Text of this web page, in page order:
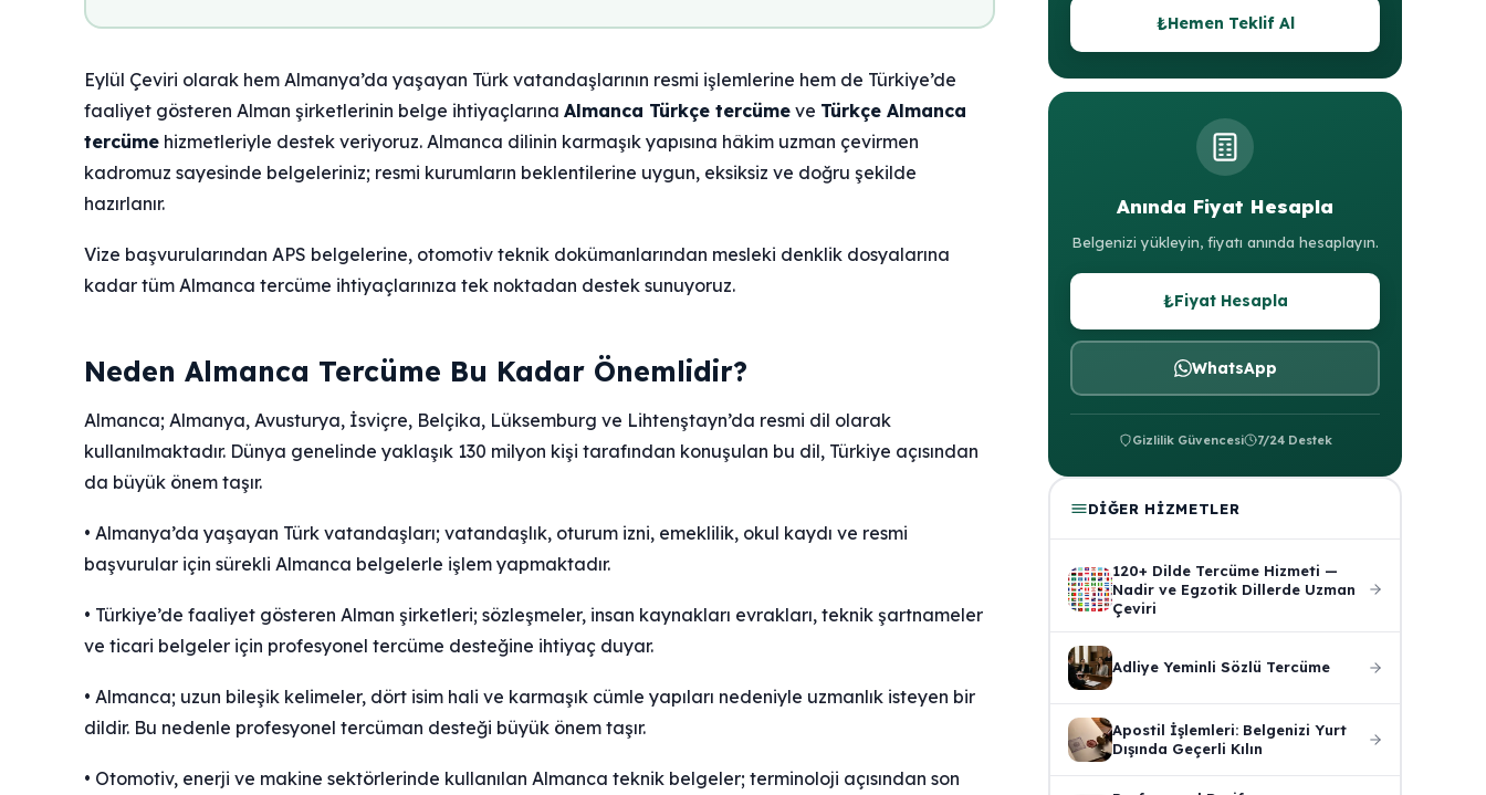
Eylül Çeviri olarak hem Almanya’da yaşayan Türk vatandaşlarının resmi işlemlerine hem de Türkiye’de
faaliyet gösteren Alman şirketlerinin belge ihtiyaçlarına Almanca Türkçe tercüme ve Türkçe Almanca
tercüme hizmetleriyle destek veriyoruz. Almanca dilinin karmaşık yapısına hâkim uzman çevirmen
kadromuz sayesinde belgeleriniz; resmi kurumların beklentilerine uygun, eksiksiz ve doğru şekilde
hazırlanır.
Vize başvurularından APS belgelerine, otomotiv teknik dokümanlarından mesleki denklik dosyalarına
kadar tüm Almanca tercüme ihtiyaçlarınıza tek noktadan destek sunuyoruz.
Neden Almanca Tercüme Bu Kadar Önemlidir?
Almanca; Almanya, Avusturya, İsviçre, Belçika, Lüksemburg ve Lihtenştayn’da resmi dil olarak
kullanılmaktadır. Dünya genelinde yaklaşık 130 milyon kişi tarafından konuşulan bu dil, Türkiye açısından
da büyük önem taşır.
• Almanya’da yaşayan Türk vatandaşları; vatandaşlık, oturum izni, emeklilik, okul kaydı ve resmi
başvurular için sürekli Almanca belgelerle işlem yapmaktadır.
• Türkiye’de faaliyet gösteren Alman şirketleri; sözleşmeler, insan kaynakları evrakları, teknik şartnameler
ve ticari belgeler için profesyonel tercüme desteğine ihtiyaç duyar.
• Almanca; uzun bileşik kelimeler, dört isim hali ve karmaşık cümle yapıları nedeniyle uzmanlık isteyen bir
dildir. Bu nedenle profesyonel tercüman desteği büyük önem taşır.
• Otomotiv, enerji ve makine sektörlerinde kullanılan Almanca teknik belgeler; terminoloji açısından son
₺Hemen Teklif Al
Anında Fiyat Hesapla
Belgenizi yükleyin, fiyatı anında hesaplayın.
₺Fiyat Hesapla
WhatsApp
Gizlilik Güvencesi 7/24 Destek
DIĞER HIZMETLER
120+ Dilde Tercüme Hizmeti —
Nadir ve Egzotik Dillerde Uzman
Çeviri
Adliye Yeminli Sözlü Tercüme
Apostil İşlemleri: Belgenizi Yurt
Dışında Geçerli Kılın